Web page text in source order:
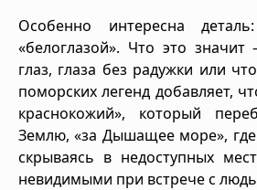
Особенно интересна
«белоглазой». Что это
глаз, глаза без радужки или
поморских легенд добавляет,
краснокожий», который
Землю, «за Дышащее море»,
скрываясь в недоступных
невидимыми при встрече с